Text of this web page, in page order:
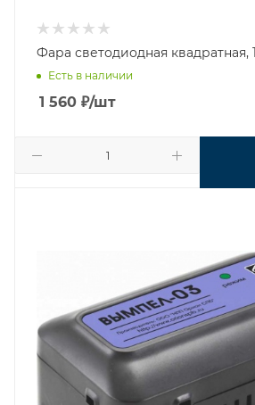
Фара светодиодная квадратная,
Есть в наличии
1 560 ₽/шт